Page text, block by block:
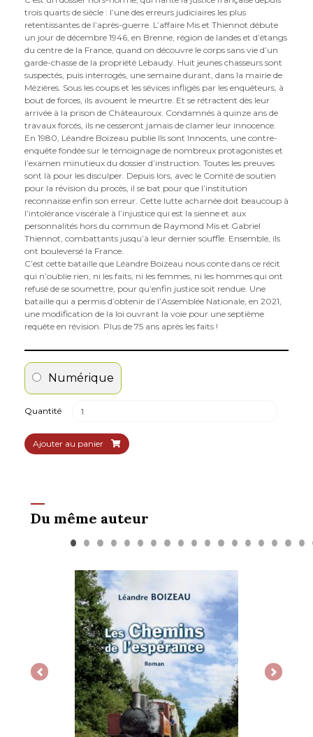
trois quarts de siècle : l’une des erreurs judiciaires les plus
retentissantes de l’après-guerre. L’affaire Mis et Thiennot débute
un jour de décembre 1946, en Brenne, région de landes et d’étangs
du centre de la France, quand on découvre le corps sans vie d’un
garde-chasse de la propriété Lebaudy. Huit jeunes chasseurs sont
suspectés, puis interrogés, une semaine durant, dans la mairie de
Mézières. Sous les coups et les sévices infligés par les enquêteurs, à
bout de forces, ils avouent le meurtre. Et se rétractent dès leur
arrivée à la prison de Châteauroux. Condamnés à quinze ans de
travaux forcés, ils ne cesseront jamais de clamer leur innocence.
En 1980, Léandre Boizeau publie Ils sont Innocents, une contre-
enquête fondée sur le témoignage de nombreux protagonistes et
l’examen minutieux du dossier d’instruction. Toutes les preuves
sont là pour les disculper. Depuis lors, avec le Comité de soutien
pour la révision du procès, il se bat pour que l’institution
reconnaisse enfin son erreur. Cette lutte acharnée doit beaucoup à
l’intolérance viscérale à l’injustice qui est la sienne et aux
personnalités hors du commun de Raymond Mis et Gabriel
Thiennot, combattants jusqu’à leur dernier souffle. Ensemble, ils
ont bouleversé la France.
C’est cette bataille que Léandre Boizeau nous conte dans ce récit
qui n’oublie rien, ni les faits, ni les femmes, ni les hommes qui ont
refusé de se soumettre, pour qu’enfin justice soit rendue. Une
bataille qui a permis d’obtenir de l’Assemblée Nationale, en 2021,
une modification de la loi ouvrant la voie pour une septième
requête en révision. Plus de 75 ans après les faits !
Numérique
Quantité
Ajouter au panier
Du même auteur
Previous Next